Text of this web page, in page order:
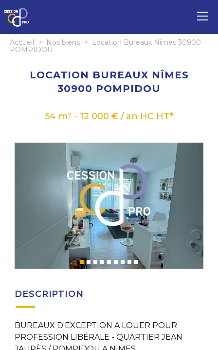
Accueil > Nos biens >
Location Bureaux Nîmes 30900
POMPIDOU
LOCATION BUREAUX NÎMES
30900 POMPIDOU
54 m² - 12 000 € / an HC HT*
DESCRIPTION
BUREAUX D'EXCEPTION A LOUER POUR
PROFESSION LIBÉRALE - QUARTIER JEAN